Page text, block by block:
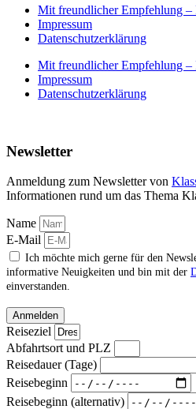
Mit freundlicher Empfehlung –
Impressum
Datenschutzerklärung
Mit freundlicher Empfehlung –
Impressum
Datenschutzerklärung
Newsletter
Anmeldung zum Newsletter von
Informationen rund um das Thema
Name
E-Mail
Ich möchte mich gerne für den
informative Neuigkeiten und bin mit der
einverstanden.
Anmelden
Reiseziel
Abfahrtsort und PLZ
Reisedauer (Tage)
Reisebeginn
Reisebeginn (alternativ)